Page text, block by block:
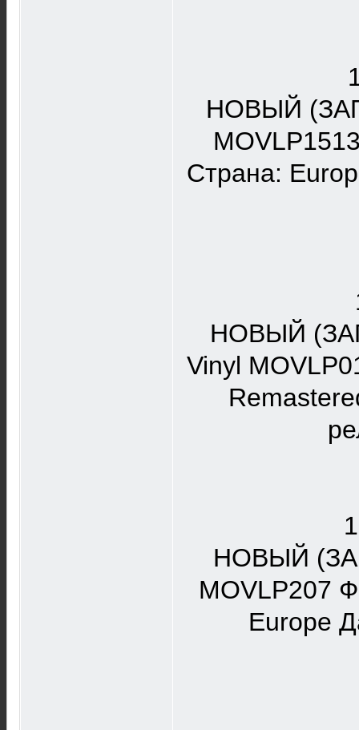
НОВЫЙ
Страна:
НОВЫЙ
Vinyl
НОВЫЙ
MOVLP207
Europe